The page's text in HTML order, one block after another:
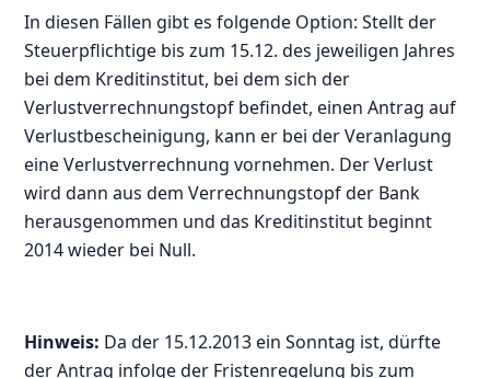
In diesen Fällen gibt es folgende Option: Stellt der
Steuerpflichtige bis zum 15.12. des jeweiligen Jahres
bei dem Kreditinstitut, bei dem sich der
Verlustverrechnungstopf befindet, einen Antrag auf
Verlustbescheinigung, kann er bei der Veranlagung
eine Verlustverrechnung vornehmen. Der Verlust
wird dann aus dem Verrechnungstopf der Bank
herausgenommen und das Kreditinstitut beginnt
2014 wieder bei Null.
Hinweis: Da der 15.12.2013 ein Sonntag ist, dürfte
der Antrag infolge der Fristenregelung bis zum